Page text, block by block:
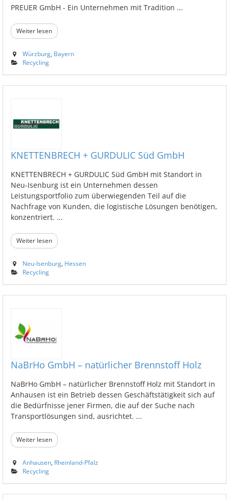
PREUER GmbH - Ein Unternehmen mit Tradition ...
Weiter lesen
Würzburg Bayern
Recycling
KNETTENBRECH + GURDULIC Süd GmbH
KNETTENBRECH + GURDULIC Süd GmbH mit Standort in
Neu-Isenburg ist ein Unternehmen dessen
Leistungsportfolio zum überwiegenden Teil auf die
Nachfrage von Kunden, die logistische Lösungen benötigen,
konzentriert. ...
Weiter lesen
Neu-Isenburg Hessen
Recycling
NaBrHo GmbH – natürlicher Brennstoff Holz
NaBrHo GmbH – natürlicher Brennstoff Holz mit Standort in
Anhausen ist ein Betrieb dessen Geschäftstätigkeit sich auf
die Bedürfnisse jener Firmen, die auf der Suche nach
Transportlösungen sind, ausrichtet. ...
Weiter lesen
Anhausen, Rheinland-Pfalz
Recycling